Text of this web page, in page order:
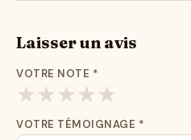
Laisser un avis
VOTRE NOTE *
★★★★★
VOTRE TÉMOIGNAGE *